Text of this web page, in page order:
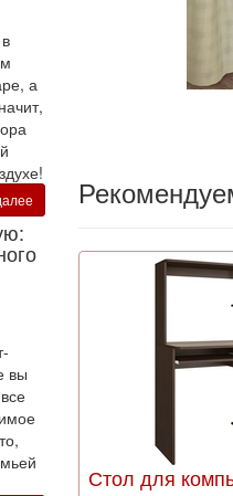
а
вы
Стол для